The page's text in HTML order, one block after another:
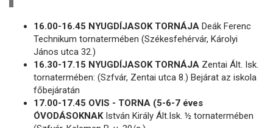
16.00-16.45 NYUGDÍJASOK TORNÁJA Deák Ferenc
Technikum tornatermében (Székesfehérvár, Károlyi
János utca 32.)
16.30-17.15 NYUGDÍJASOK TORNÁJA Zentai Ált. Isk.
tornatermében: (Szfvár, Zentai utca 8.) Bejárat az iskola
főbejáratán
17.00-17.45 OVIS - TORNA (5-6-7 éves
ÓVODÁSOKNAKIstván Király Ált.Isk. ½ tornatermében